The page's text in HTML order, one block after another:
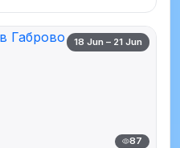
18 Jun – 21 Jun
87